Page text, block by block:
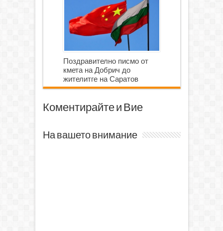
Поздравително писмо от
кмета на Добрич до
жителитге на Саратов
Коментирайте и Вие
На вашето внимание